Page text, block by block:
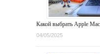
Какой выбрать Apple
04/05/2025